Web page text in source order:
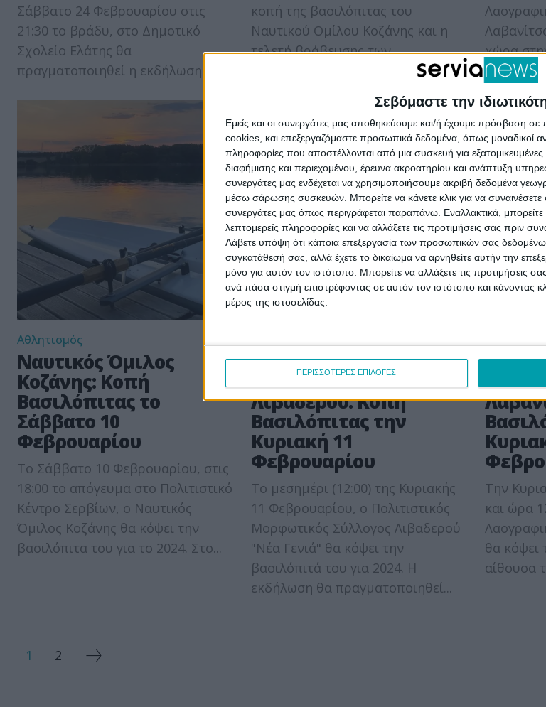
Σεβόμαστε την
Εμείς και οι συνεργάτες μας αποθηκεύουμε και/ή έχουμε πρόσβαση
cookies, και επεξεργαζόμαστε προσωπικά δεδομένα, όπως μοναδικοί
πληροφορίες που αποστέλλονται από μια συσκευή για εξατομικευμένες
διαφήμισης και περιεχομένου, έρευνα ακροατηρίου και ανάπτυξη
συνεργάτες μας ενδέχεται να χρησιμοποιήσουμε ακριβή δεδομένα
μέσω σάρωσης συσκευών. Μπορείτε να κάνετε κλικ για να συναινέσετε
συνεργάτες μας όπως περιγράφεται παραπάνω. Εναλλακτικά,
λεπτομερείς πληροφορίες και να αλλάξετε τις προτιμήσεις σας πριν
Λάβετε υπόψη ότι κάποια επεξεργασία των προσωπικών σας δεδομένων
συγκατάθεσή σας, αλλά έχετε το δικαίωμα να αρνηθείτε αυτήν την
μόνο για αυτόν τον ιστότοπο. Μπορείτε να αλλάξετε τις προτιμήσεις
ανά πάσα στιγμή επιστρέφοντας σε αυτόν τον ιστότοπο και κάνοντας
μέρος της ιστοσελίδας.
ΠΕΡΙΣΣΟΤΕΡΕΣ ΕΠΙΛΟΓΕΣ
Σάββατο 24 Φεβρουαρίου στις
21:30 το βράδυ, στο Δημοτικό
Σχολείο Ελάτης θα
πραγματοποιηθεί η εκδήλωση...
κοπή της βασιλόπιτας του
Ναυτικού Ομίλου Κοζάνης και η
τελετή βράβευσης των
χώρα
και
Αθλητισμός
Ναυτικός Όμιλος
Κοζάνης: Κοπή
Βασιλόπιτας το
Σάββατο 10
Φεβρουαρίου
Το Σάββατο 10 Φεβρουαρίου, στις
18:00 το απόγευμα στο Πολιτιστικό
Κέντρο Σερβίων, ο Ναυτικός
Όμιλος Κοζάνης θα κόψει την
βασιλόπιτα του για το 2024. Στο...
Πολιτιστικός
Μορφωτικός Σύλλογος
Λιβαδερού: Κοπή
Βασιλόπιτας την
Κυριακή 11
Φεβρουαρίου
Το μεσημέρι (12:00) της Κυριακής
11 Φεβρουαρίου, ο Πολιτιστικός
Μορφωτικός Σύλλογος Λιβαδερού
"Νέα Γενιά" θα κόψει την
βασιλόπιτά του για 2024. Η
εκδήλωση θα πραγματοποιηθεί...
Την
και ώρα
θα κόψει
αίθουσα
1 2